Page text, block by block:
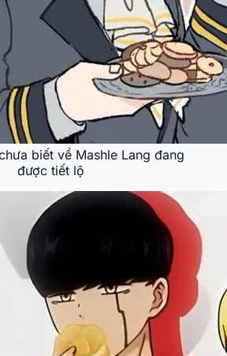
biết về Mashle Lang đang
được tiết lộ